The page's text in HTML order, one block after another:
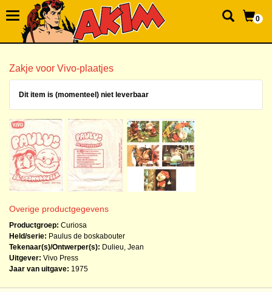
0
Zakje voor Vivo-plaatjes
Dit item is (momenteel) niet leverbaar
Overige productgegevens
Productgroep: Curiosa
Held/serie: Paulus de boskabouter
Tekenaar(s)/Ontwerper(s): Dulieu, Jean
Uitgever: Vivo Press
Jaar van uitgave: 1975